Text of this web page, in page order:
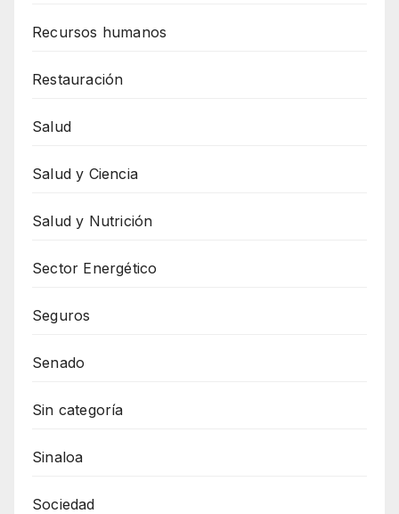
Recursos humanos
Restauración
Salud
Salud y Ciencia
Salud y Nutrición
Sector Energético
Seguros
Senado
Sin categoría
Sinaloa
Sociedad